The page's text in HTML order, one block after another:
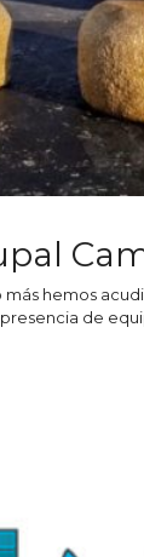
hemos
de